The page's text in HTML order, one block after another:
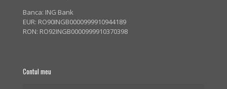
Banca: ING Bank
EUR: RO90INGB0000999910944189
RON: RO92INGB0000999910370398
Contul meu